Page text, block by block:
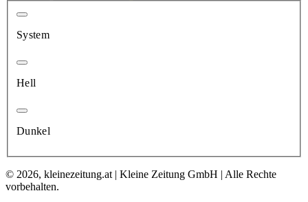
System
Hell
Dunkel
© 2026, kleinezeitung.at | Kleine Zeitung GmbH | Alle Rechte
vorbehalten.